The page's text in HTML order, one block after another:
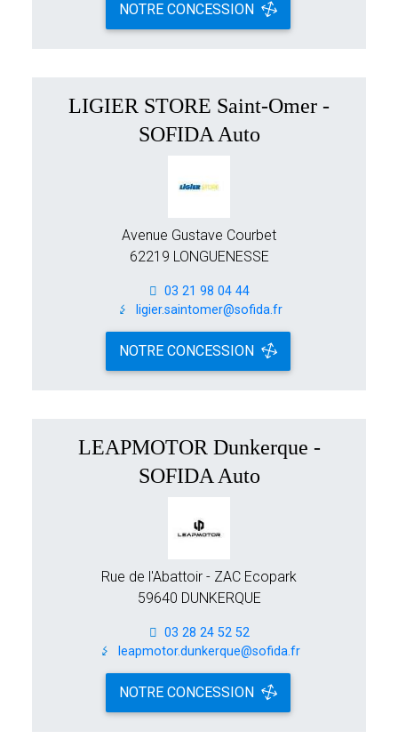
NOTRE CONCESSION
LIGIER STORE Saint-Omer -
SOFIDA Auto
Avenue Gustave Courbet
62219 LONGUENESSE
03 21 98 04 44
ligier.saintomer@sofida.fr
NOTRE CONCESSION
LEAPMOTOR Dunkerque -
SOFIDA Auto
Rue de l'Abattoir - ZAC Ecopark
59640 DUNKERQUE
03 28 24 52 52
leapmotor.dunkerque@sofida.fr
NOTRE CONCESSION